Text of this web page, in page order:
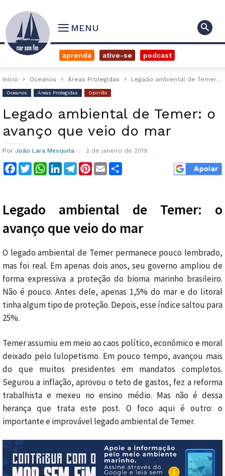
MENU
aprenda ative-se podcast
Início Oceanos Áreas Protegidas Legado ambiental de Temer: o avanço que veio do mar
Oceanos Áreas Protegidas Opinião
Legado ambiental de Temer: o
avanço que veio do mar
Por João Lara Mesquita 2 de janeiro de 2019
Facebook
TwitterWhatsApp
LinkedInTelegram
Pinterest
Email
Legado ambiental de Temer: o
avanço que veio do mar
O legado ambiental de Temer permanece pouco lembrado,
mas foi real. Em apenas dois anos, seu governo ampliou de
forma expressiva a proteção do bioma marinho brasileiro.
Não é pouco. Antes dele, apenas 1,5% do mar e do litoral
tinha algum tipo de proteção. Depois, esse índice saltou para
25%.
Temer assumiu em meio ao caos político, econômico e moral
deixado pelo lulopetismo. Em pouco tempo, avançou mais
do que muitos presidentes em mandatos completos.
Segurou a inflação, aprovou o teto de gastos, fez a reforma
trabalhista e mexeu no ensino médio. Mas não é dessa
herança que trata este post. O foco aqui é outro: o
importante e improvável legado ambiental de Temer.